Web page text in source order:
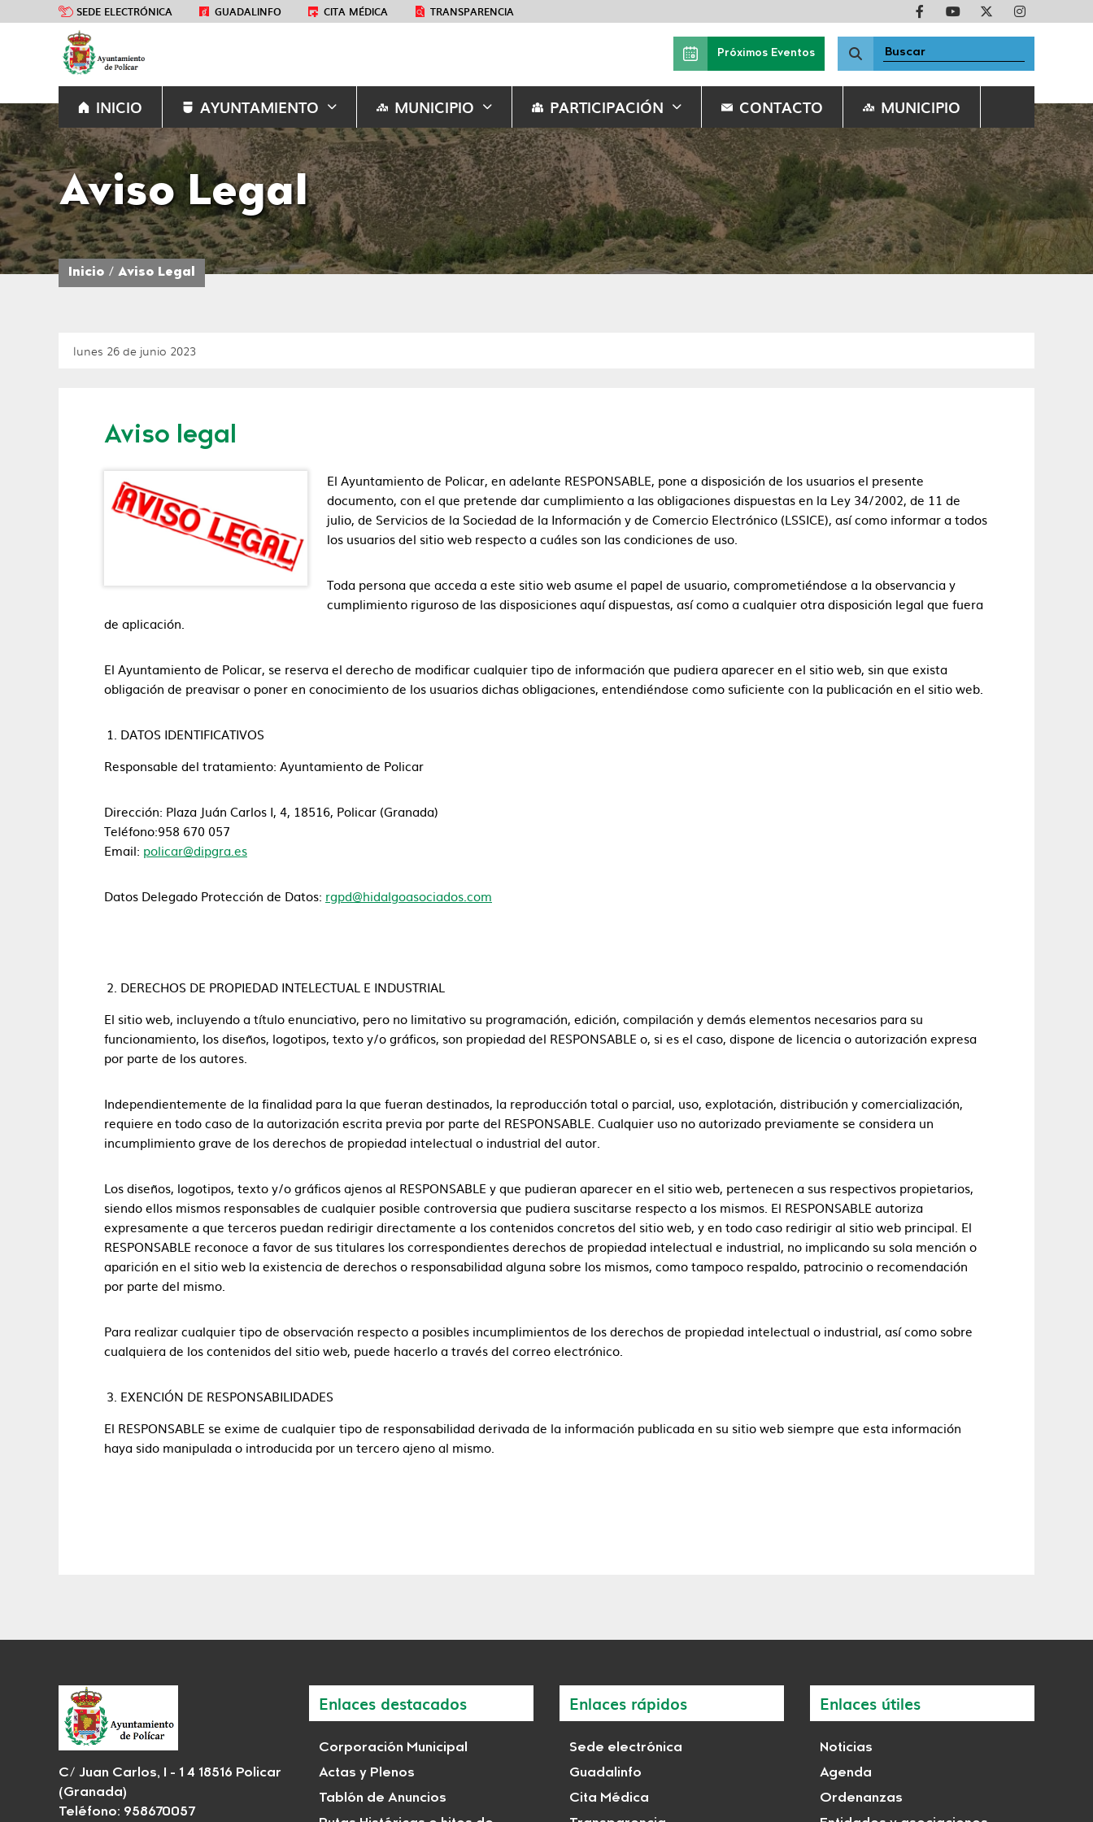
SEDE ELECTRÓNICA GUADALINFO CITA MÉDICA TRANSPARENCIA
Próximos Eventos
INICIO AYUNTAMIENTO MUNICIPIO PARTICIPACIÓN CONTACTO MUNICIPIO
Aviso Legal
Inicio Aviso Legal
lunes 26 de junio 2023
Aviso legal
El Ayuntamiento de Policar, en adelante RESPONSABLE, pone a disposición de los usuarios el presente
documento, con el que pretende dar cumplimiento a las obligaciones dispuestas en la Ley 34/2002, de 11 de
julio, de Servicios de la Sociedad de la Información y de Comercio Electrónico (LSSICE), así como informar a todos
los usuarios del sitio web respecto a cuáles son las condiciones de uso.
Toda persona que acceda a este sitio web asume el papel de usuario, comprometiéndose a la observancia y
cumplimiento riguroso de las disposiciones aquí dispuestas, así como a cualquier otra disposición legal que fuera
de aplicación.
El Ayuntamiento de Policar, se reserva el derecho de modificar cualquier tipo de información que pudiera aparecer en el sitio web, sin que exista
obligación de preavisar o poner en conocimiento de los usuarios dichas obligaciones, entendiéndose como suficiente con la publicación en el sitio web.
DATOS IDENTIFICATIVOS
Responsable del tratamiento: Ayuntamiento de Policar
Dirección: Plaza Juán Carlos I, 4, 18516, Policar (Granada)
Teléfono:958 670 057
Email: policar@dipgra.es
Datos Delegado Protección de Datos: rgpd@hidalgoasociados.com
DERECHOS DE PROPIEDAD INTELECTUAL E INDUSTRIAL
El sitio web, incluyendo a título enunciativo, pero no limitativo su programación, edición, compilación y demás elementos necesarios para su
funcionamiento, los diseños, logotipos, texto y/o gráficos, son propiedad del RESPONSABLE o, si es el caso, dispone de licencia o autorización expresa
por parte de los autores.
Independientemente de la finalidad para la que fueran destinados, la reproducción total o parcial, uso, explotación, distribución y comercialización,
requiere en todo caso de la autorización escrita previa por parte del RESPONSABLE. Cualquier uso no autorizado previamente se considera un
incumplimiento grave de los derechos de propiedad intelectual o industrial del autor.
Los diseños, logotipos, texto y/o gráficos ajenos al RESPONSABLE y que pudieran aparecer en el sitio web, pertenecen a sus respectivos propietarios,
siendo ellos mismos responsables de cualquier posible controversia que pudiera suscitarse respecto a los mismos. El RESPONSABLE autoriza
expresamente a que terceros puedan redirigir directamente a los contenidos concretos del sitio web, y en todo caso redirigir al sitio web principal. El
RESPONSABLE reconoce a favor de sus titulares los correspondientes derechos de propiedad intelectual e industrial, no implicando su sola mención o
aparición en el sitio web la existencia de derechos o responsabilidad alguna sobre los mismos, como tampoco respaldo, patrocinio o recomendación
por parte del mismo.
Para realizar cualquier tipo de observación respecto a posibles incumplimientos de los derechos de propiedad intelectual o industrial, así como sobre
cualquiera de los contenidos del sitio web, puede hacerlo a través del correo electrónico.
EXENCIÓN DE RESPONSABILIDADES
El RESPONSABLE se exime de cualquier tipo de responsabilidad derivada de la información publicada en su sitio web siempre que esta información
haya sido manipulada o introducida por un tercero ajeno al mismo.
C/ Juan Carlos, I - 1 4 18516 Policar
(Granada)
Teléfono: 958670057
Enlaces destacados
Corporación Municipal
Actas y Plenos
Tablón de Anuncios
Enlaces rápidos
Sede electrónica
Guadalinfo
Cita Médica
Enlaces útiles
Noticias
Agenda
Ordenanzas